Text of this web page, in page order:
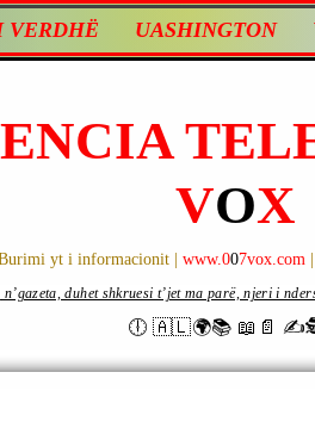
VERDHË UASHINGTON
VOX
yt i informacionit | www.007vox.com
🕕 🇦🇱🌍📚 📖📄
duhet shkruesi t’jet ma parë, njeri i